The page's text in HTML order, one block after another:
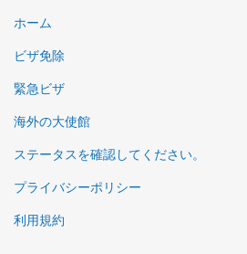
ホーム
ビザ免除
緊急ビザ
海外の大使館
ステータスを確認してください。
プライバシーポリシー
利用規約